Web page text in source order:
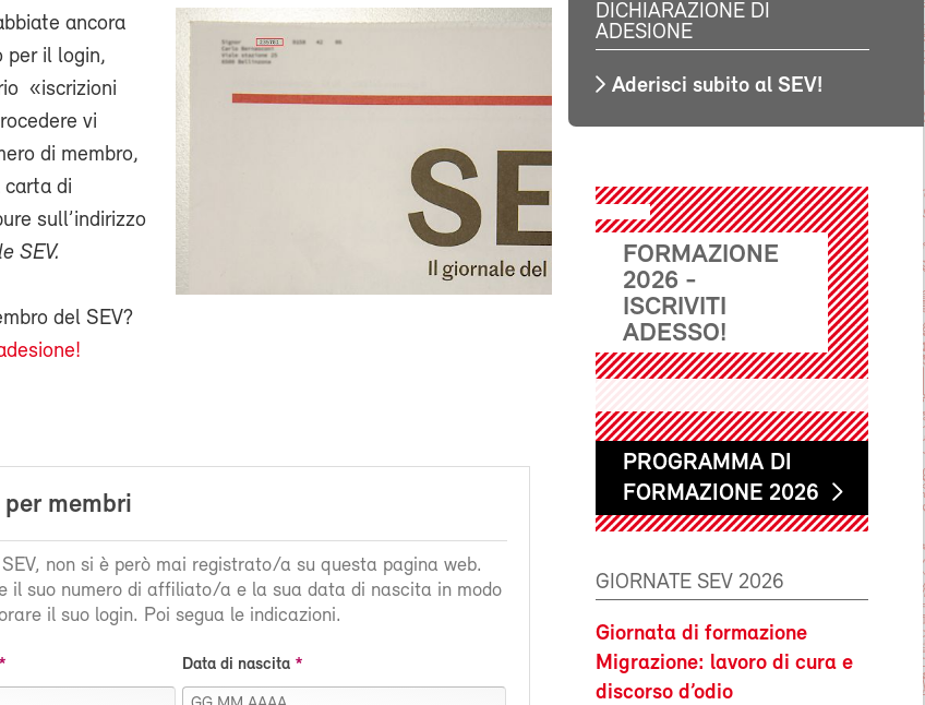
ancora
per il login,
«iscrizioni
vi
di membro,
di
sull’indirizzo
SEV.
del SEV?
membri
non si è però mai registrato/a su questa pagina web.
il suo numero di affiliato/a e la sua data di nascita in modo
il suo login. Poi segua le indicazioni.
Data di nascita
DICHIARAZIONE DI
ADESIONE
Aderisci subito al SEV!
FORMAZIONE
2026 -
ISCRIVITI
ADESSO!
PROGRAMMA DI
FORMAZIONE 2026
GIORNATE SEV 2026
Giornata di formazione
Migrazione: lavoro di cura e
discorso d’odio